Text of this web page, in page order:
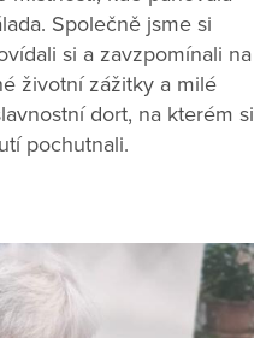
Společně jsme si
si a zavzpomínali na
životní zážitky a milé
dort, na kterém si
pochutnali.